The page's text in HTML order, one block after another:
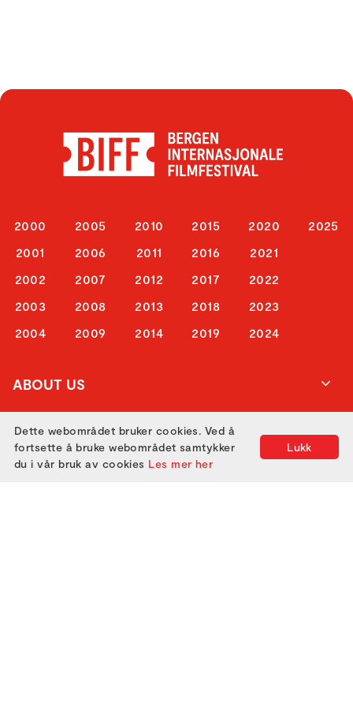
2000
2001
2002
2003
2004
2005
2006
2007
2008
2009
2010
2011
2012
2013
2014
2015
2016
2017
2018
2019
2020
2021
2022
2023
2024
2025
ABOUT US
ATTEND
Lukk
Dette webområdet bruker cookies. Ved å
fortsette å bruke webområdet samtykker
du i vår bruk av cookies Les mer her